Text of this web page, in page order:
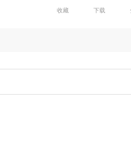
收藏 下载